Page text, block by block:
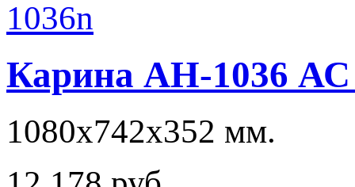
Карина АН-1036 АС
1080х742х352 мм.